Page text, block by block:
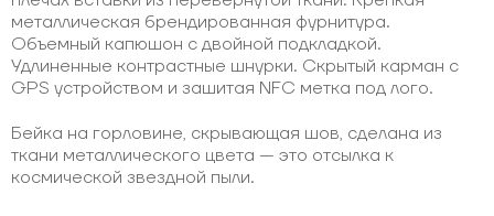
металлическая брендированная фурнитура.
Объемный капюшон с двойной подкладкой.
Удлиненные контрастные шнурки. Скрытый карман с
GPS устройством и зашитая NFC метка под лого.
Бейка на горловине, скрывающая шов, сделана из
ткани металлического цвета — это отсылка к
космической звездной пыли.